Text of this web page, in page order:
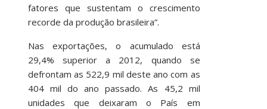
fatores que sustentam o crescimento
recorde da produção brasileira”.
Nas exportações, o acumulado está
29,4% superior a 2012, quando se
defrontam as 522,9 mil deste ano com as
404 mil do ano passado. As 45,2 mil
unidades que deixaram o País em